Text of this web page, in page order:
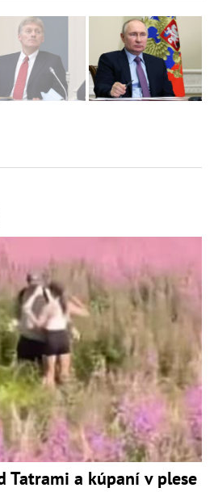
Tatrami a kúpaní v plese